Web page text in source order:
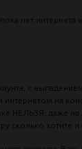
нет интернета
с
на
НЕЛЬЗЯ, даже на
сколько хотите и